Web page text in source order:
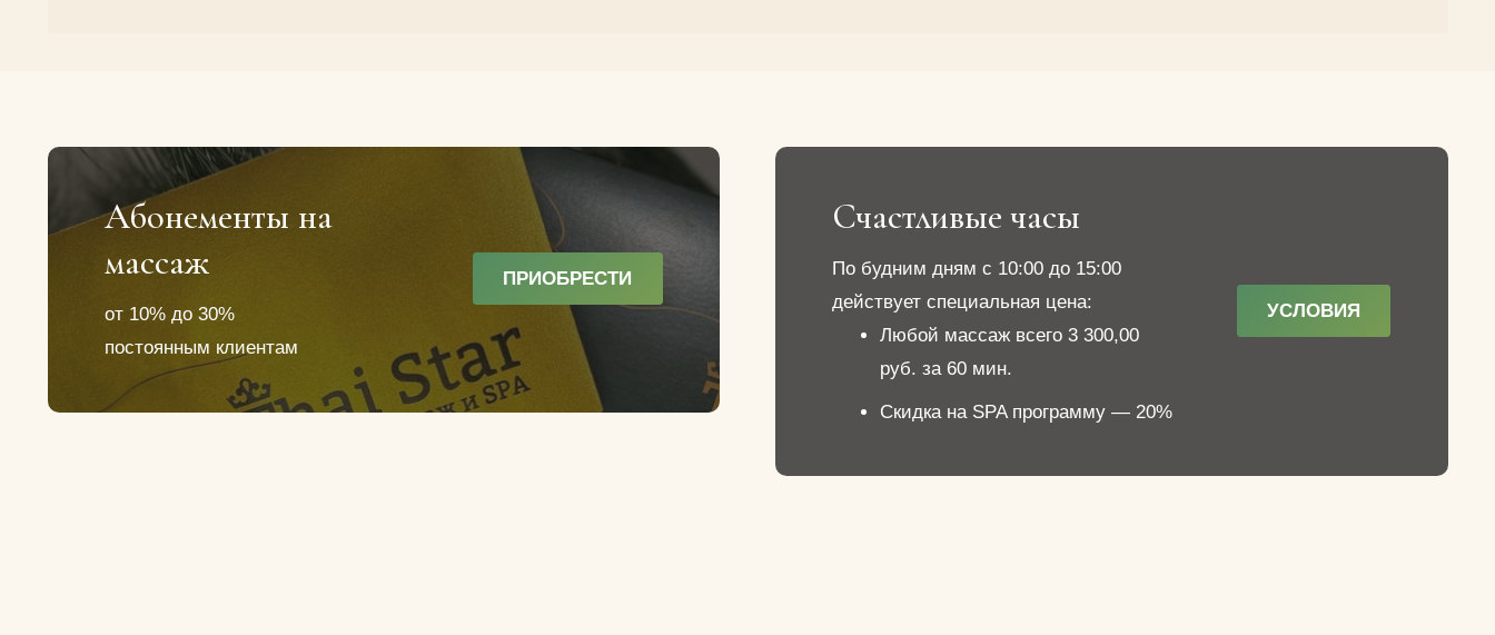
Абонементы на
массаж
от 10% до 30%
постоянным клиентам
ПРИОБРЕСТИ
Счастливые часы
По будним дням с 10:00 до 15:00
действует специальная цена:
Любой массаж всего 3 300,00
руб. за 60 мин.
Скидка на SPA программу — 20%
УСЛОВИЯ